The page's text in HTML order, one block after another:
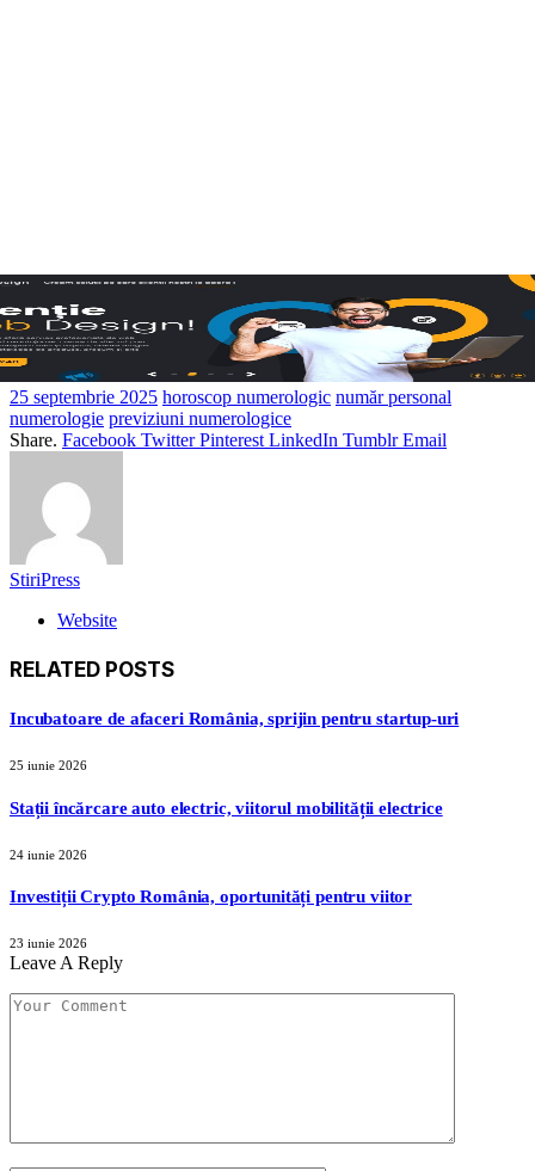
25 septembrie 2025 horoscop numerologic număr personal
numerologie previziuni numerologice
Share. Facebook Twitter Pinterest LinkedIn Tumblr Email
StiriPress
Website
RELATED POSTS
Incubatoare de afaceri România, sprijin pentru startup-uri
25 iunie 2026
Stații încărcare auto electric, viitorul mobilității electrice
24 iunie 2026
Investiții Crypto România, oportunități pentru viitor
23 iunie 2026
Leave A Reply